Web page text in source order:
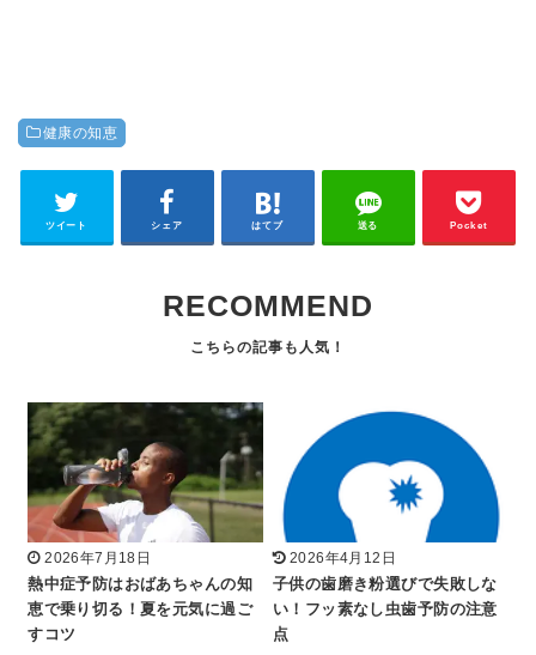
健康の知恵
ツイート シェア はてブ 送る Pocket
RECOMMEND
2026年7月18日
熱中症予防はおばあちゃんの知
恵で乗り切る！夏を元気に過ご
すコツ
2026年4月12日
子供の歯磨き粉選びで失敗しな
い！フッ素なし虫歯予防の注意
点